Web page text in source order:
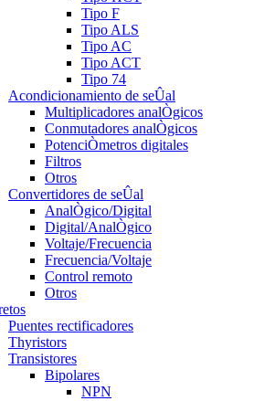
Tipo F
Tipo ALS
Tipo AC
Tipo ACT
Tipo 74
Acondicionamiento de seÛal
Multiplicadores analÒgicos
Conmutadores analÒgicos
PotenciÒmetros digitales
Filtros
Otros
Convertidores de seÛal
AnalÒgico/Digital
Digital/AnalÒgico
Voltaje/Frecuencia
Frecuencia/Voltaje
Control remoto
Otros
Puentes rectificadores
Thyristors
Transistores
Bipolares
NPN